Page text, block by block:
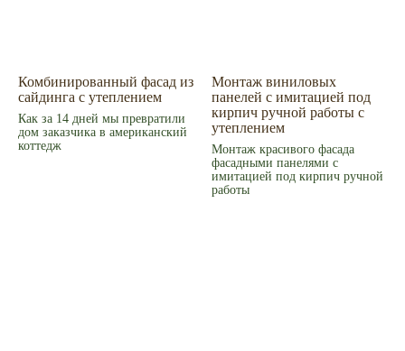
Комбинированный фасад из
сайдинга с утеплением
Как за 14 дней мы превратили
дом заказчика в американский
коттедж
Монтаж виниловых
панелей с имитацией под
кирпич ручной работы с
утеплением
Монтаж красивого фасада
фасадными панелями с
имитацией под кирпич ручной
работы
Наши работы
ИИ дизайн фасада
Контакты
Контакты
Екатеринбург, ул. Альпинистов, 77В, офис 108
8 (343) 287 62 69